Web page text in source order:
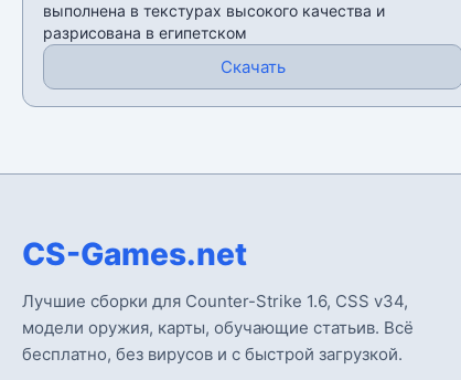
выполнена в текстурах высокого качества и
разрисована в египетском
Скачать
CS-Games.net
Лучшие сборки для Counter-Strike 1.6, CSS v34,
модели оружия, карты, обучающие статьив. Всё
бесплатно, без вирусов и с быстрой загрузкой.